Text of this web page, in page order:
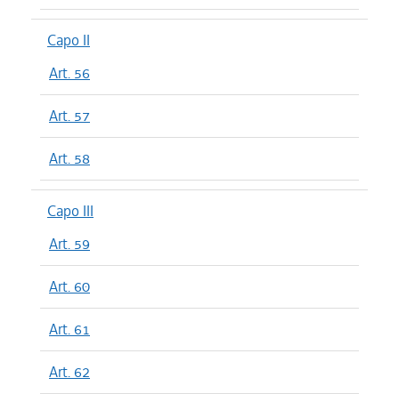
Capo II
Art. 56
Art. 57
Art. 58
Capo III
Art. 59
Art. 60
Art. 61
Art. 62